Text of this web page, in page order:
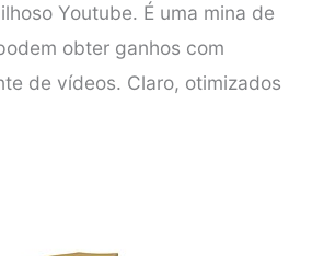
Youtube. É uma mina de
obter ganhos com
de vídeos. Claro, otimizados